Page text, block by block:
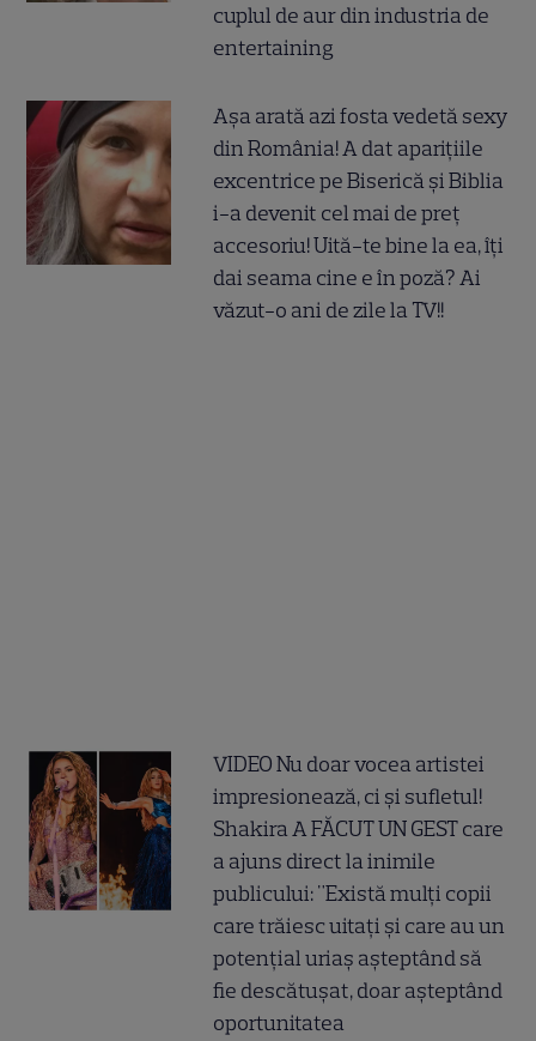
cuplul de aur din industria de
entertaining
Așa arată azi fosta vedetă sexy
din România! A dat aparițiile
excentrice pe Biserică și Biblia
i-a devenit cel mai de preț
accesoriu! Uită-te bine la ea, îți
dai seama cine e în poză? Ai
văzut-o ani de zile la TV!!
VIDEO Nu doar vocea artistei
impresionează, ci și sufletul!
Shakira A FĂCUT UN GEST care
a ajuns direct la inimile
publicului: "Există mulți copii
care trăiesc uitați și care au un
potențial uriaș așteptând să
fie descătușat, doar așteptând
oportunitatea